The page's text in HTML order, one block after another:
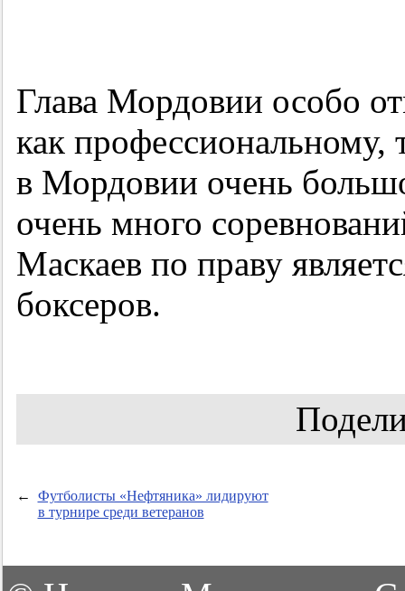
Глава Мордовии особо
как профессиональному,
в Мордовии очень
очень много
Маскаев по праву
боксеров.
←
Футболисты «Нефтяника» лидируют
в турнире среди ветеранов